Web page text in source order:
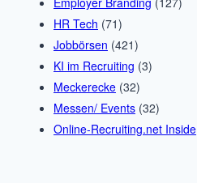
HR Tech (71)
Jobbörsen (421)
KI im Recruiting (3)
Meckerecke (32)
Messen/ Events (32)
Online-Recruiting.net Inside